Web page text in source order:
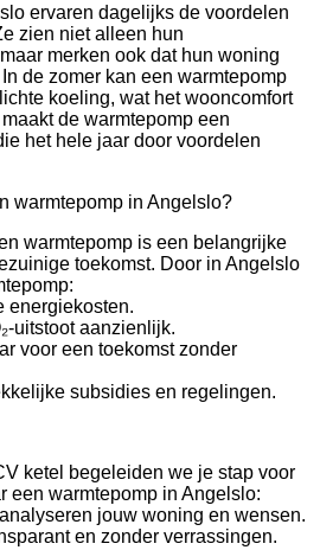
ervaren dagelijks de voordelen
zien niet alleen hun
merken ook dat hun woning
de zomer kan een warmtepomp
koeling, wat het wooncomfort
de warmtepomp een
het hele jaar door voordelen
warmtepomp in Angelslo?
warmtepomp is een belangrijke
toekomst. Door in Angelslo
energiekosten.
uitstoot aanzienlijk.
voor een toekomst zonder
subsidies en regelingen.
ketel begeleiden we je stap voor
een warmtepomp in Angelslo:
jouw woning en wensen.
en zonder verrassingen.